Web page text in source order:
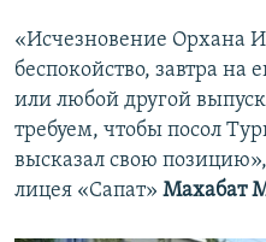
«Исчезновение Орхана
беспокойство, завтра на
или любой другой
требуем, чтобы посол
высказал свою позицию»,
лицея «Сапат» Махабат